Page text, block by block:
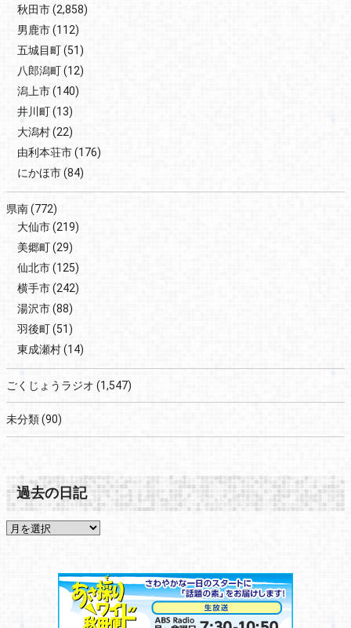
秋田市(2,858)
男鹿市(112)
五城目町(51)
八郎潟町(12)
潟上市(140)
井川町(13)
大潟村(22)
由利本荘市(176)
にかほ市(84)
県南(772)
大仙市(219)
美郷町(29)
仙北市(125)
横手市(242)
湯沢市(88)
羽後町(51)
東成瀬村(14)
ごくじょうラジオ (1,547)
未分類(90)
過去の日記